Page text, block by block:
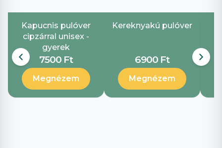
Kapucnis pulóver
cipzárral unisex -
gyerek
7500 Ft
Megnézem
Kereknyakú pulóver
6900 Ft
Megnézem